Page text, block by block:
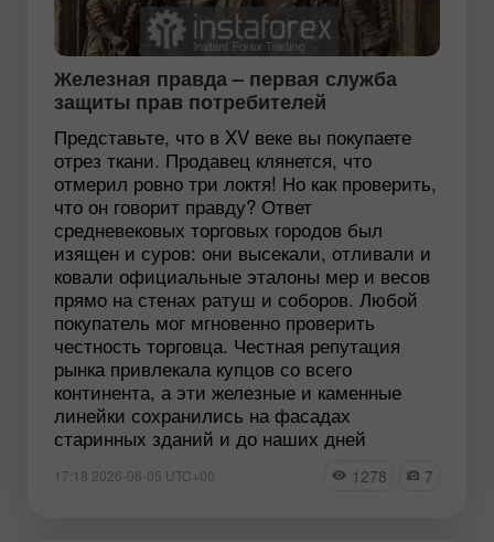
Железная правда – первая служба
защиты прав потребителей
Представьте, что в XV веке вы покупаете
отрез ткани. Продавец клянется, что
отмерил ровно три локтя! Но как проверить,
что он говорит правду? Ответ
средневековых торговых городов был
изящен и суров: они высекали, отливали и
ковали официальные эталоны мер и весов
прямо на стенах ратуш и соборов. Любой
покупатель мог мгновенно проверить
честность торговца. Честная репутация
рынка привлекала купцов со всего
континента, а эти железные и каменные
линейки сохранились на фасадах
старинных зданий и до наших дней
17:18 2026-08-05 UTC+00 1278 7